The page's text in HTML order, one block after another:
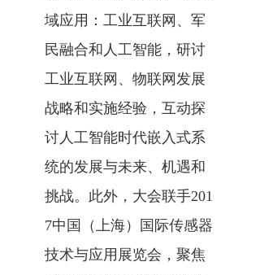
域应用：工业互联网、军
民融合和人工智能，研讨
工业互联网、物联网发展
战略和实施经验，互动探
讨人工智能时代嵌入式系
统的发展与未来、机遇和
挑战。此外，大会联手201
7中国（上海）国际传感器
技术与应用展览会，聚焦